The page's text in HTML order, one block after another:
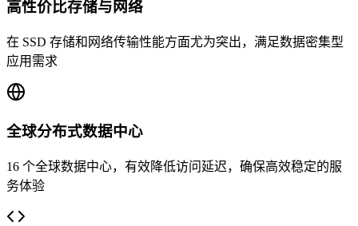
高性价比存储与网络
在 SSD 存储和网络传输性能方面尤为突出，满足数据密集型
应用需求
全球分布式数据中心
16 个全球数据中心，有效降低访问延迟，确保高效稳定的服
务体验